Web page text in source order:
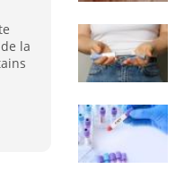
la
:
en plus
: une
aurait